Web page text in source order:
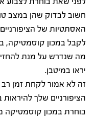
חשוב לבדוק שהן במצב
האסתטיות של
לקבל במכון
מה שנדרש על מנת
יראו במיטבן.
זה לא אמור לקחת זמן רב
הציפורניים שלך
בוחרת במכון קוסמטיקה